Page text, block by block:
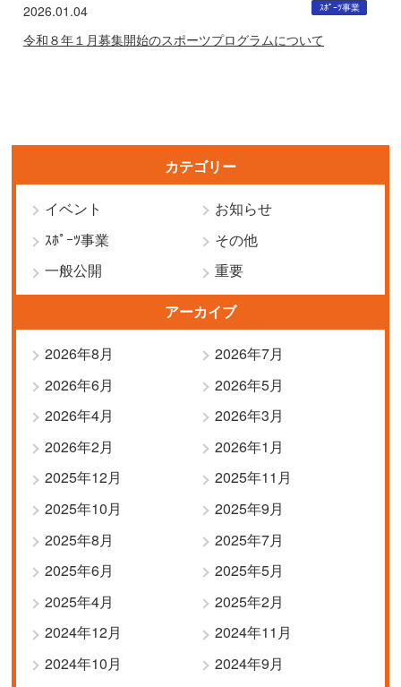
2026.01.04 ｽﾎﾟｰﾂ事業
令和８年１月募集開始のスポーツプログラムについて
カテゴリー
イベント
お知らせ
ｽﾎﾟｰﾂ事業
その他
一般公開
重要
アーカイブ
2026年8月
2026年7月
2026年6月
2026年5月
2026年4月
2026年3月
2026年2月
2026年1月
2025年12月
2025年11月
2025年10月
2025年9月
2025年8月
2025年7月
2025年6月
2025年5月
2025年4月
2025年2月
2024年12月
2024年11月
2024年10月
2024年9月